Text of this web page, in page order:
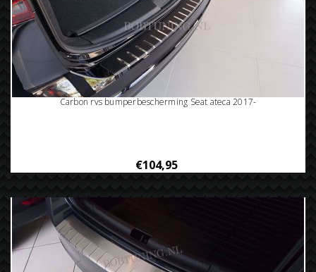
Carbon rvs bumperbescherming Seat ateca 2017-
€104,95